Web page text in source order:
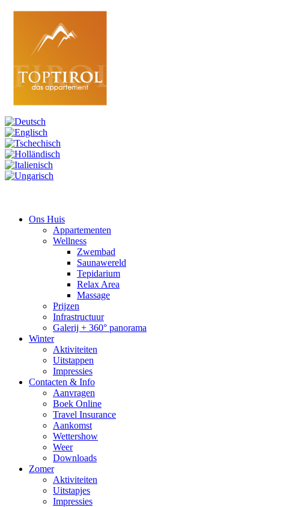
Ons Huis
Appartementen
Wellness
Zwembad
Saunawereld
Tepidarium
Relax Area
Massage
Prijzen
Infrastructuur
Galerij + 360° panorama
Winter
Aktiviteiten
Uitstappen
Impressies
Contacten & Info
Aanvragen
Boek Online
Travel Insurance
Aankomst
Wettershow
Weer
Downloads
Zomer
Aktiviteiten
Uitstapjes
Impressies